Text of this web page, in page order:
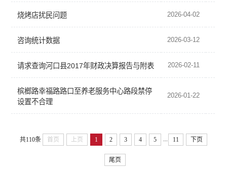
烧烤店扰民问题 2026-04-02
咨询统计数据 2026-03-12
请求查询河口县2017年财政决算报告与附表 2026-02-11
槟榔路幸福路路口至养老服务中心路段禁停
设置不合理
2026-01-22
共110条 首页 上页 1 2 3 4 5 11 下页
尾页